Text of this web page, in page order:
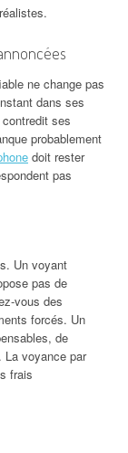
ne change pas
dans ses
ses
probablement
doit rester
pas
Un voyant
pas de
vous des
forcés. Un
de
La voyance par
frais